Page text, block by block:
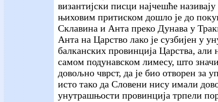
византијски писци најчешће
њиховим притиском дошло је до
Склавина и Анта преко Дунава у
Анта на Царство лако је сузбијен у
балканских провинција Царства, али
самом подунавском лимесу, што
довољно чврст, да је био отворен за
исто тако да Словени нису имали
унутрашњости провинција трпели